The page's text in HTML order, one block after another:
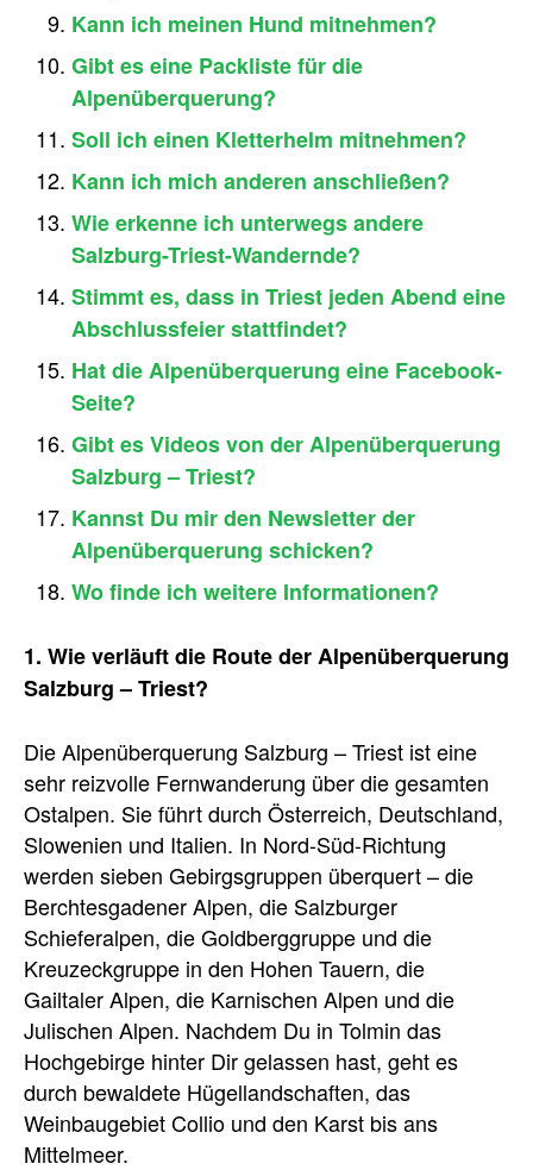
Kann ich meinen Hund mitnehmen?
Gibt es eine Packliste für die
Alpenüberquerung?
Soll ich einen Kletterhelm mitnehmen?
Kann ich mich anderen anschließen?
Wie erkenne ich unterwegs andere
Salzburg-Triest-Wandernde?
Stimmt es, dass in Triest jeden Abend eine
Abschlussfeier stattfindet?
Hat die Alpenüberquerung eine Facebook-
Seite?
Gibt es Videos von der Alpenüberquerung
Salzburg – Triest?
Kannst Du mir den Newsletter der
Alpenüberquerung schicken?
Wo finde ich weitere Informationen?
1. Wie verläuft die Route der Alpenüberquerung
Salzburg – Triest?
Die Alpenüberquerung Salzburg – Triest ist eine
sehr reizvolle Fernwanderung über die gesamten
Ostalpen. Sie führt durch Österreich, Deutschland,
Slowenien und Italien. In Nord-Süd-Richtung
werden sieben Gebirgsgruppen überquert – die
Berchtesgadener Alpen, die Salzburger
Schieferalpen, die Goldberggruppe und die
Kreuzeckgruppe in den Hohen Tauern, die
Gailtaler Alpen, die Karnischen Alpen und die
Julischen Alpen. Nachdem Du in Tolmin das
Hochgebirge hinter Dir gelassen hast, geht es
durch bewaldete Hügellandschaften, das
Weinbaugebiet Collio und den Karst bis ans
Mittelmeer.